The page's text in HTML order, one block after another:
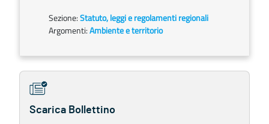
Sezione:Statuto, leggi e regolamenti regionali
Argomenti:Ambiente e territorio
Scarica Bollettino